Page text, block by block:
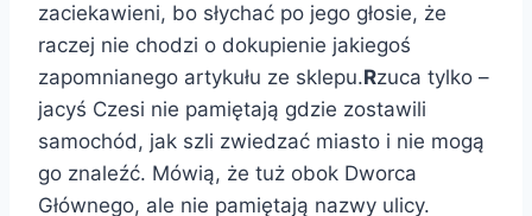
zaciekawieni, bo słychać po jego głosie, że
raczej nie chodzi o dokupienie jakiegoś
zapomnianego artykułu ze sklepu.Rzuca tylko –
jacyś Czesi nie pamiętają gdzie zostawili
samochód, jak szli zwiedzać miasto i nie mogą
go znaleźć. Mówią, że tuż obok Dworca
Głównego, ale nie pamiętają nazwy ulicy.